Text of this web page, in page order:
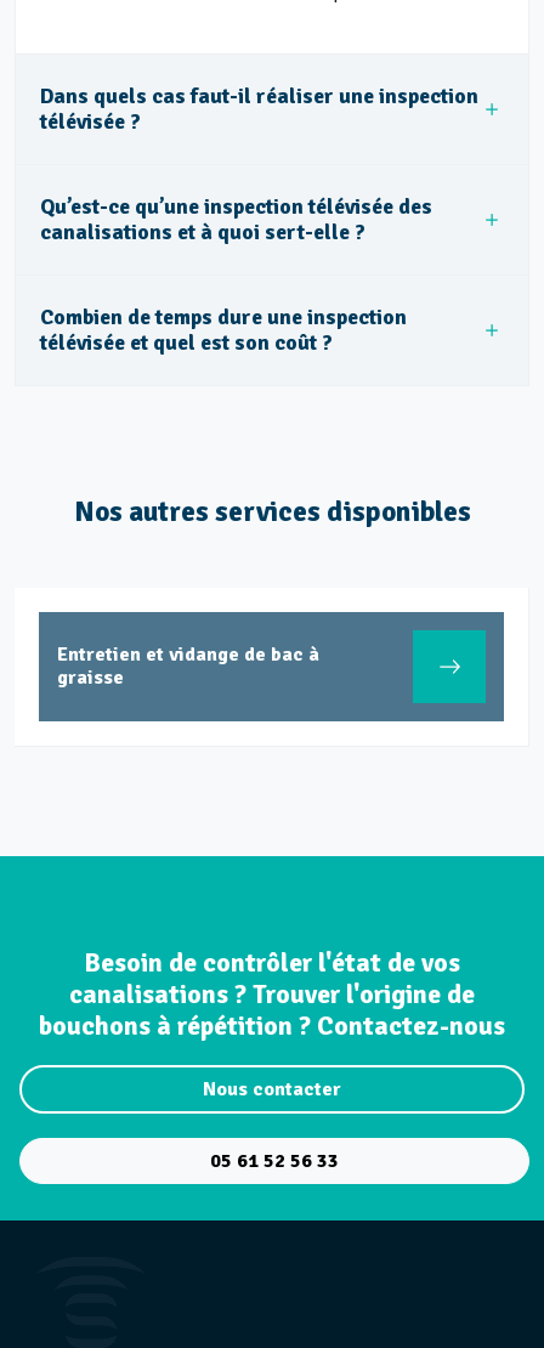
Dans quels cas faut-il réaliser une inspection
télévisée ?
Qu’est-ce qu’une inspection télévisée des
canalisations et à quoi sert-elle ?
Combien de temps dure une inspection
télévisée et quel est son coût ?
Nos autres services disponibles
Entretien et vidange de bac à
graisse
Besoin de contrôler l'état de vos
canalisations ? Trouver l'origine de
bouchons à répétition ? Contactez-nous
Nous contacter
05 61 52 56 33